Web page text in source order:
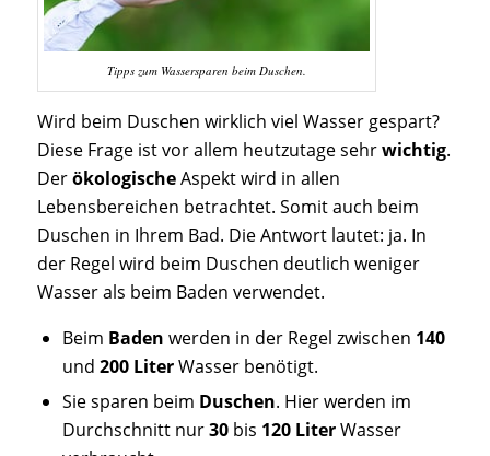
Tipps zum Wassersparen beim Duschen.
Wird beim Duschen wirklich viel Wasser gespart?
Diese Frage ist vor allem heutzutage sehrwichtig.
DerökologischeAspekt wird in allen
Lebensbereichen betrachtet. Somit auch beim
Duschen in Ihrem Bad. Die Antwort lautet: ja. In
der Regel wird beim Duschen deutlich weniger
Wasser als beim Baden verwendet.
Beim Baden werden in der Regel zwischen 140
und 200 LiterWasser benötigt.
Sie sparen beim Duschen. Hier werden im
Durchschnitt nur30bis 120 LiterWasser